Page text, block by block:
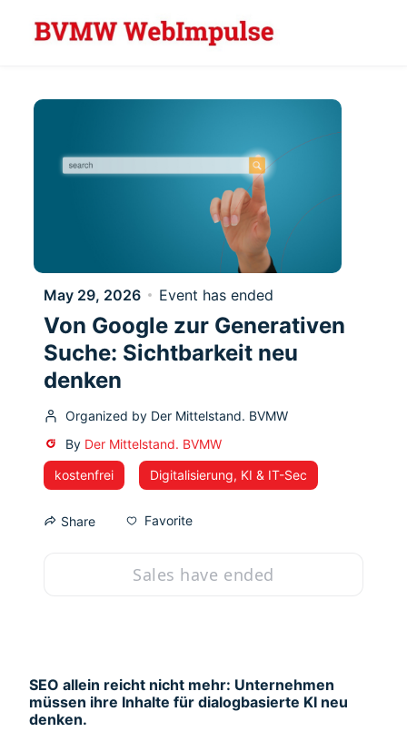
May 29, 2026 Event has ended
Von Google zur Generativen
Suche: Sichtbarkeit neu
denken
Organized by Der Mittelstand. BVMW
By Der Mittelstand. BVMW
kostenfrei
Digitalisierung, KI & IT-Sec
Share Favorite
Sales have ended
SEO allein reicht nicht mehr: Unternehmen
müssen ihre Inhalte für dialogbasierte KI neu
denken.